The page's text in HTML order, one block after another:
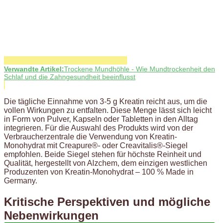
Verwandte Artikel:Trockene Mundhöhle - Wie Mundtrockenheit den
Schlaf und die Zahngesundheit beeinflusst
Die tägliche Einnahme von 3-5 g Kreatin reicht aus, um die
vollen Wirkungen zu entfalten. Diese Menge lässt sich leicht
in Form von Pulver, Kapseln oder Tabletten in den Alltag
integrieren. Für die Auswahl des Produkts wird von der
Verbraucherzentrale die Verwendung von Kreatin-
Monohydrat mit Creapure®- oder Creavitalis®-Siegel
empfohlen. Beide Siegel stehen für höchste Reinheit und
Qualität, hergestellt von Alzchem, dem einzigen westlichen
Produzenten von Kreatin-Monohydrat – 100 % Made in
Germany.
Kritische Perspektiven und mögliche
Nebenwirkungen